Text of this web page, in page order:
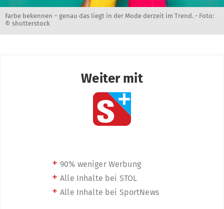
Farbe bekennen – genau das liegt in der Mode derzeit im Trend. - Foto:
© shutterstock